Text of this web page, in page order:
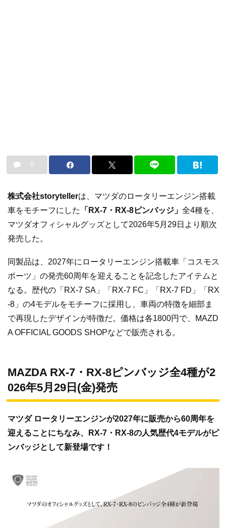
0
株式会社storytellerは、マツダのロータリーエンジン搭載
車をモチーフにした
「RX-7・RX-8ピンバッジ」 全4種を、
マツダオフィシャルグッズとして2026年5月29日より順次
発売した。
同製品は、2027年にロータリーエンジン搭載車「コスモス
ポーツ」の発売60周年を迎えることを記念したアイテムと
なる。歴代の「RX-7 SA」「RX-7 FC」「RX-7 FD」「RX
-8」の4モデルをモチーフに採用し、車両の特徴を細部ま
で再現したデザインが特徴だ。価格は各1800円で、MAZD
A OFFICIAL GOODS SHOPなどで販売される。
MAZDA RX-7・RX-8ピンバッジ全4種が2
026年5月29日(金)発売
マツダ ロータリーエンジンが2027年に販売から60周年を
迎えることにちなみ、RX-7・RX-8の人気歴代4モデルがピ
ンバッジとして新登場です！